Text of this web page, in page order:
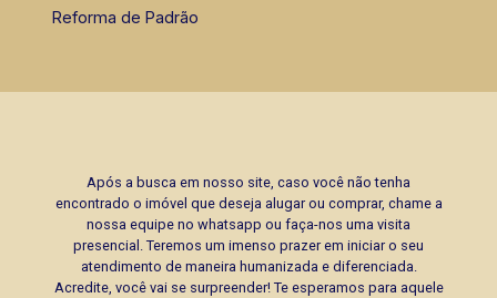
Reforma de Padrão
Após a busca em nosso site, caso você não tenha
encontrado o imóvel que deseja alugar ou comprar, chame a
nossa equipe no whatsapp ou faça-nos uma visita
presencial. Teremos um imenso prazer em iniciar o seu
atendimento de maneira humanizada e diferenciada.
Acredite, você vai se surpreender! Te esperamos para aquele